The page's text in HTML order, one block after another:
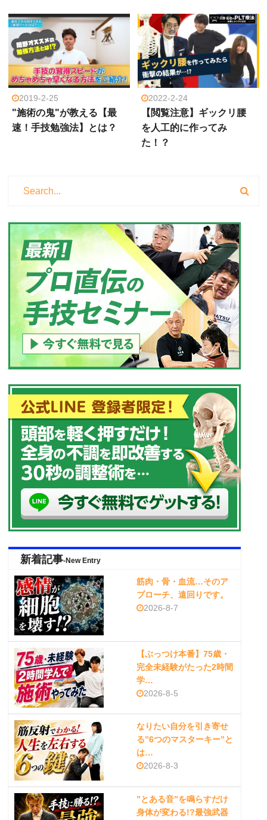
2019-2-25
"施術の鬼"が教える【最
速！手技勉強法】とは？
2022-2-24
【閲覧注意】ギックリ腰
を人工的に作ってみ
た！？
新着記事-New Entry
筋肉・骨・血流…そのア
プローチ、遠回りです。
2026-8-7
【ぶっつけ本番】75歳・
完全未経験がたった2時間
学…
2026-8-5
なりたい自分を引き寄せ
る”6つのマスターキー”と
は…
2026-8-3
”とある音”を鳴らすだけ
身体が変わる!?最強武器